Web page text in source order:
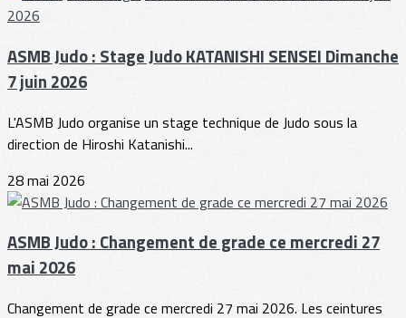
ASMB Judo : Stage Judo KATANISHI SENSEI Dimanche
7 juin 2026
L'ASMB Judo organise un stage technique de Judo sous la
direction de Hiroshi Katanishi...
28 mai 2026
ASMB Judo : Changement de grade ce mercredi 27
mai 2026
Changement de grade ce mercredi 27 mai 2026. Les ceintures